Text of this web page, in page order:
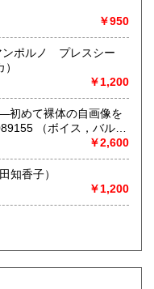
￥950
ポルノ プレスシー
￥1,200
初めて裸体の自画像を
バルバ
￥2,600
Postmodernism （沢田知香子）
￥1,200